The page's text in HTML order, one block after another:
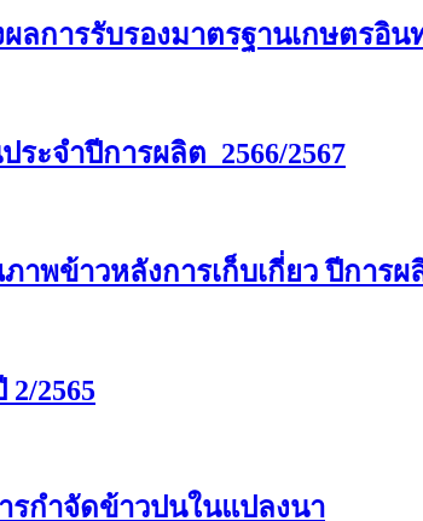
การรับรองมาตรฐานเกษตรอิน
ะจำปีการผลิต 2566/2567
พข้าวหลังการเก็บเกี่ยว ปีการผลิ
2565
รกำจัดข้าวปนในแปลงนา